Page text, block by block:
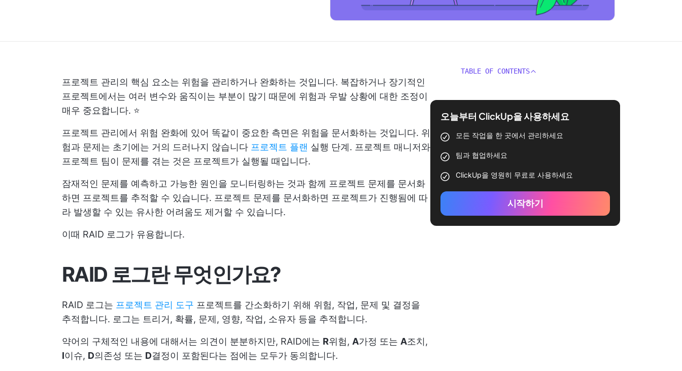
프로젝트 관리의 핵심 요소는 위험을 관리하거나 완화하는 것입니다. 복잡하거나 장기적인
프로젝트에서는 여러 변수와 움직이는 부분이 많기 때문에 위험과 우발 상황에 대한 조정이
매우 중요합니다. ⭐
프로젝트 관리에서 위험 완화에 있어 똑같이 중요한 측면은 위험을 문서화하는 것입니다. 위
험과 문제는 초기에는 거의 드러나지 않습니다 프로젝트 플랜 실행 단계. 프로젝트 매니저와
프로젝트 팀이 문제를 겪는 것은 프로젝트가 실행될 때입니다.
잠재적인 문제를 예측하고 가능한 원인을 모니터링하는 것과 함께 프로젝트 문제를 문서화
하면 프로젝트를 추적할 수 있습니다. 프로젝트 문제를 문서화하면 프로젝트가 진행됨에 따
라 발생할 수 있는 유사한 어려움도 제거할 수 있습니다.
이때 RAID 로그가 유용합니다.
RAID 로그란 무엇인가요?
RAID 로그는 프로젝트 관리 도구 프로젝트를 간소화하기 위해 위험, 작업, 문제 및 결정을
추적합니다. 로그는 트리거, 확률, 문제, 영향, 작업, 소유자 등을 추적합니다.
약어의 구체적인 내용에 대해서는 의견이 분분하지만, RAID에는 R위험, A가정 또는 A조치,
I이슈, D의존성 또는 D결정이 포함된다는 점에는 모두가 동의합니다.
TABLE OF CONTENTS
오늘부터 ClickUp을 사용하세요
모든 작업을 한 곳에서 관리하세요
팀과 협업하세요
ClickUp을 영원히 무료로 사용하세요
시작하기